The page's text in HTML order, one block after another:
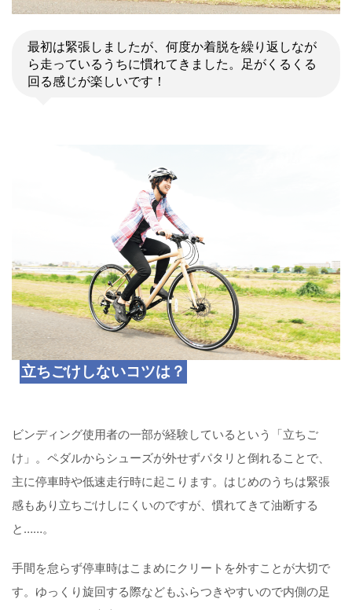
最初は緊張しましたが、何度か着脱を繰り返しなが
ら走っているうちに慣れてきました。足がくるくる
回る感じが楽しいです！
立ちごけしないコツは？
ビンディング使用者の一部が経験しているという「立ちご
け」。ペダルからシューズが外せずパタリと倒れることで、
主に停車時や低速走行時に起こります。はじめのうちは緊張
感もあり立ちごけしにくいのですが、慣れてきて油断する
と……。
手間を怠らず停車時はこまめにクリートを外すことが大切で
す。ゆっくり旋回する際などもふらつきやすいので内側の足